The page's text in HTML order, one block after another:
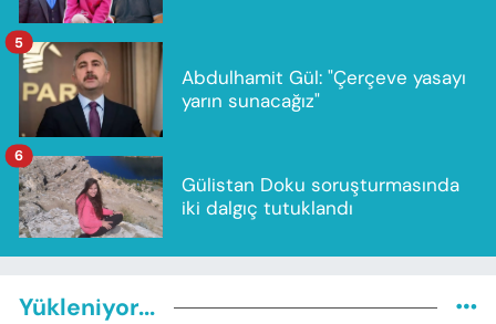
Abdulhamit Gül: "Çerçeve yasayı
yarın sunacağız"
5
Gülistan Doku soruşturmasında
iki dalgıç tutuklandı
6
Yükleniyor...